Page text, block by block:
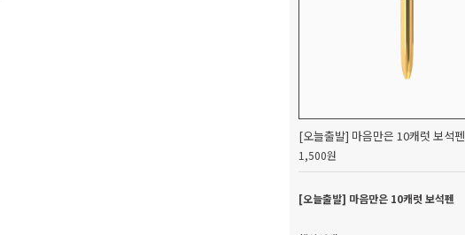
[오늘출발] 마음만은 10캐럿 보석펜
1,500원
[오늘출발] 마음만은 10캐럿 보석펜